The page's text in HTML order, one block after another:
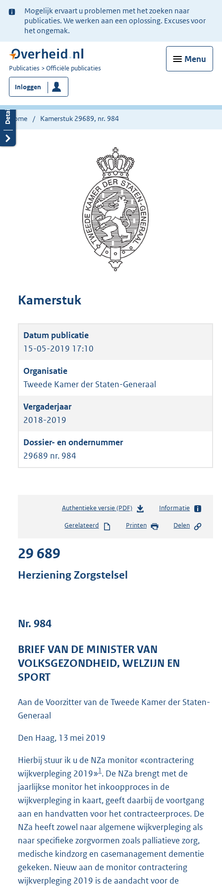
Ter
informatie:
Mogelijk ervaart u problemen met het zoeken naar
publicaties. We werken aan een oplossing. Excuses voor
het ongemak.
Menu
U
bent
nu
hier:
Publicaties Officiële publicaties
Inloggen
Home Kamerstuk 29689, nr. 984
Kamerstuk
15-05-2019 17:10
Tweede Kamer der Staten-Generaal
2018-2019
29689 nr. 984
Authentieke versie (PDF)b
s
e
:
b
Informatie
Gerelateerd Printen Delen
29 689
Herziening Zorgstelsel
Nr. 984
BRIEF VAN DE MINISTER VAN
VOLKSGEZONDHEID, WELZIJN EN
SPORT
Aan de Voorzitter van de Tweede Kamer der Staten-
Generaal
Den Haag, 13 mei 2019
Hierbij stuur ik u de NZa monitor «contractering
wijkverpleging 2019»1. De NZa brengt met de
jaarlijkse monitor het inkoopproces in de
wijkverpleging in kaart, geeft daarbij de voortgang
aan en handvatten voor het contracteerproces. De
NZa heeft zowel naar algemene wijkverpleging als
naar specifieke zorgvormen zoals palliatieve zorg,
medische kindzorg en casemanagement dementie
gekeken. Nieuw aan de monitor contractering
wijkverpleging 2019 is de aandacht voor de